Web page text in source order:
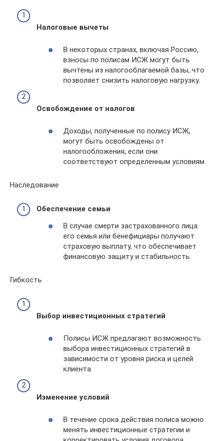
Налоговые вычеты
В некоторых странах, включая Россию,
взносы по полисам ИСЖ могут быть
вычтены из налогооблагаемой базы, что
позволяет снизить налоговую нагрузку.
Освобождение от налогов
Доходы, полученные по полису ИСЖ,
могут быть освобождены от
налогообложения, если они
соответствуют определенным условиям.
Наследование
Обеспечение семьи
В случае смерти застрахованного лица
его семья или бенефициары получают
страховую выплату, что обеспечивает
финансовую защиту и стабильность.
Гибкость
Выбор инвестиционных стратегий
Полисы ИСЖ предлагают возможность
выбора инвестиционных стратегий в
зависимости от уровня риска и целей
клиента.
Изменение условий
В течение срока действия полиса можно
менять инвестиционные стратегии и